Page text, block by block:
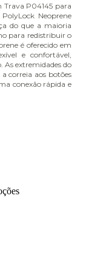
Trava P04145 para
Neoprene
do que a maioria
para redistribuir o
é oferecido em
e confortável,
As extremidades do
correia aos botões
conexão rápida e